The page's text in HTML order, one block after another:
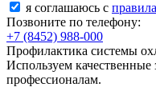
я соглашаюсь c
Позвоните по телефону:
+7 (8452) 988-000
Профилактика системы
Используем
профессионалам.